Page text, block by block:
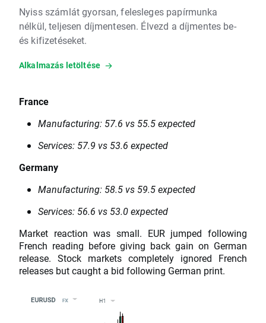
Nyiss számlát gyorsan, felesleges papírmunka
nélkül, teljesen díjmentesen. Élvezd a díjmentes be-
és kifizetéseket.
Alkalmazás letöltése
France
Manufacturing: 57.6 vs 55.5 expected
Services: 57.9 vs 53.6 expected
Germany
Manufacturing: 58.5 vs 59.5 expected
Services: 56.6 vs 53.0 expected
Market reaction was small. EUR jumped following
French reading before giving back gain on German
release. Stock markets completely ignored French
releases but caught a bid following German print.